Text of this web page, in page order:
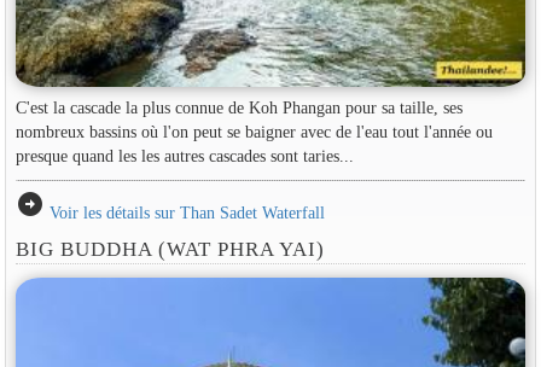
C'est la cascade la plus connue de Koh Phangan pour sa taille, ses
nombreux bassins où l'on peut se baigner avec de l'eau tout l'année ou
presque quand les les autres cascades sont taries...
arrow_circle_right Voir les détails sur Than Sadet Waterfall
BIG BUDDHA (WAT PHRA YAI)